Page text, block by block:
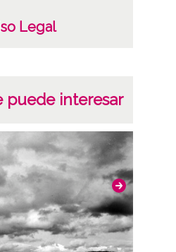
/ Biasteri
12604 Duplicado del
del positivo: 856;
Legal
puede interesar